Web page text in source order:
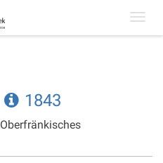
1843
Oberfränkisches